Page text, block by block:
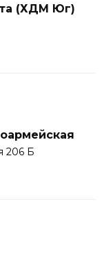
(ХДМ Юг)
206 Б